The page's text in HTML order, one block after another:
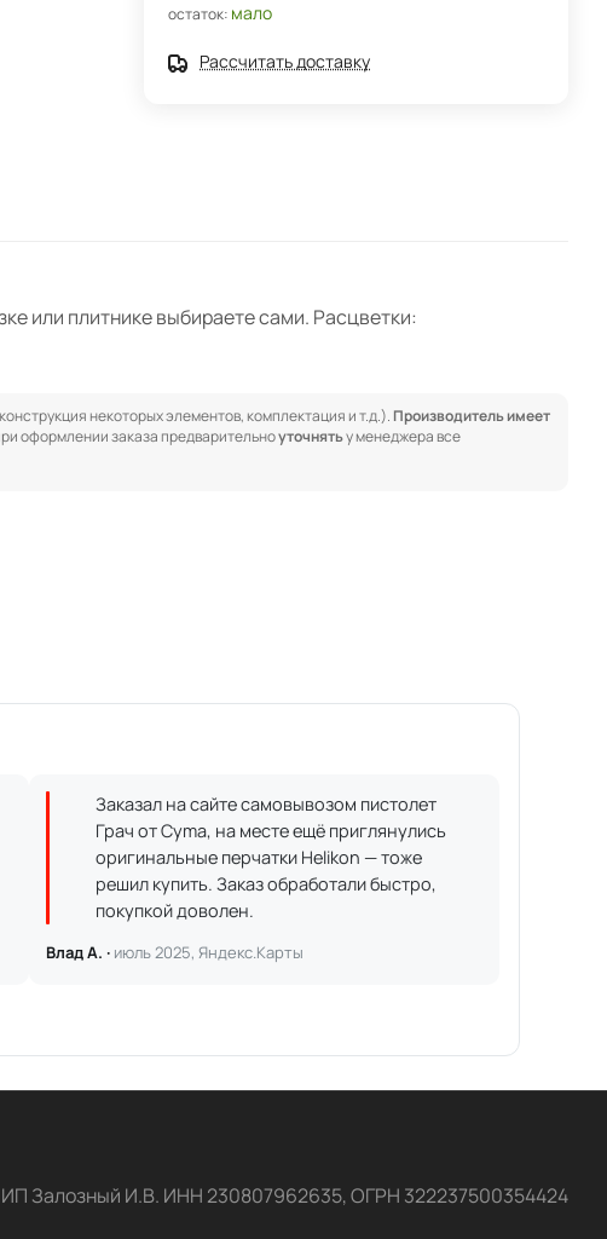
остаток: мало
Рассчитать доставку
или плитнике выбираете сами. Расцветки:
некоторых элементов, комплектация и т.д.). Производитель имеет
оформлении заказа предварительноуточнятьу менеджера все
Заказал на сайте самовывозом пистолет
Грач от Cyma, на месте ещё приглянулись
оригинальные перчатки Helikon — тоже
решил купить. Заказ обработали быстро,
покупкой доволен.
Влад А. · июль 2025, Яндекс.Карты
ИП Залозный И.В. ИНН 230807962635, ОГРН 322237500354424